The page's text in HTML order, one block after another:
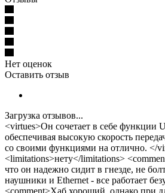
Нет оценок
Оставить отзыв
Загрузка отзывов...
<virtues>Он сочетает в себе функции
обеспечивая высокую скорость
со своими функциями на отлично. </
<limitations>нету</limitations>
что он надежно сидит в гнезде, не
наушники и Ethernet - все работает
<comment>Хаб хороший, однако при